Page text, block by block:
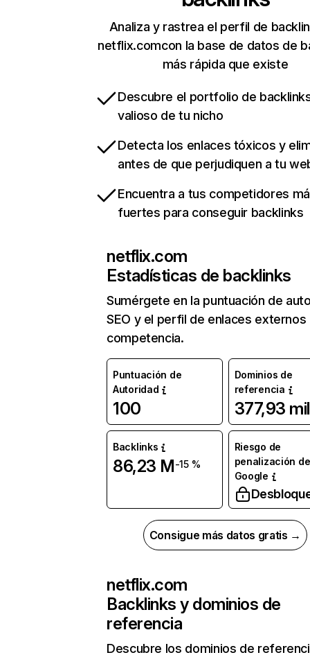
Analiza y rastrea el perfil de
netflix.comcon la base de datos de
más rápida que existe
Descubre el portfolio de
valioso de tu nicho
Detecta los enlaces tóxicos y
antes de que perjudiquen a tu
Encuentra a tus competidores
fuertes para conseguir backlinks
netflix.com
Estadísticas de backlinks
Sumérgete en la puntuación de
SEO y el perfil de enlaces externos
competencia.
Puntuación de
Autoridad
100
Dominios de
referencia
377,93 mil
Backlinks
86,23 M-15 %
Riesgo de
penalización de
Google
Consigue más datos gratis →
netflix.com
Backlinks y dominios de
referencia
Descubre los dominios de